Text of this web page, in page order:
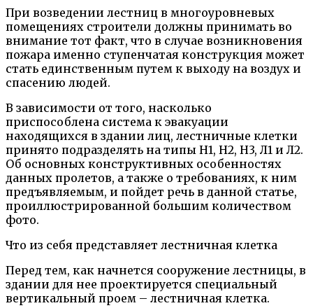
При возведении лестниц в многоуровневых
помещениях строители должны принимать во
внимание тот факт, что в случае возникновения
пожара именно ступенчатая конструкция может
стать единственным путем к выходу на воздух и
спасению людей.
В зависимости от того, насколько
приспособлена система к эвакуации
находящихся в здании лиц, лестничные клетки
принято подразделять на типы Н1, Н2, Н3, Л1 и Л2.
Об основных конструктивных особенностях
данных пролетов, а также о требованиях, к ним
предъявляемым, и пойдет речь в данной статье,
проиллюстрированной большим количеством
фото.
Что из себя представляет лестничная клетка
Перед тем, как начнется сооружение лестницы, в
здании для нее проектируется специальный
вертикальный проем – лестничная клетка.